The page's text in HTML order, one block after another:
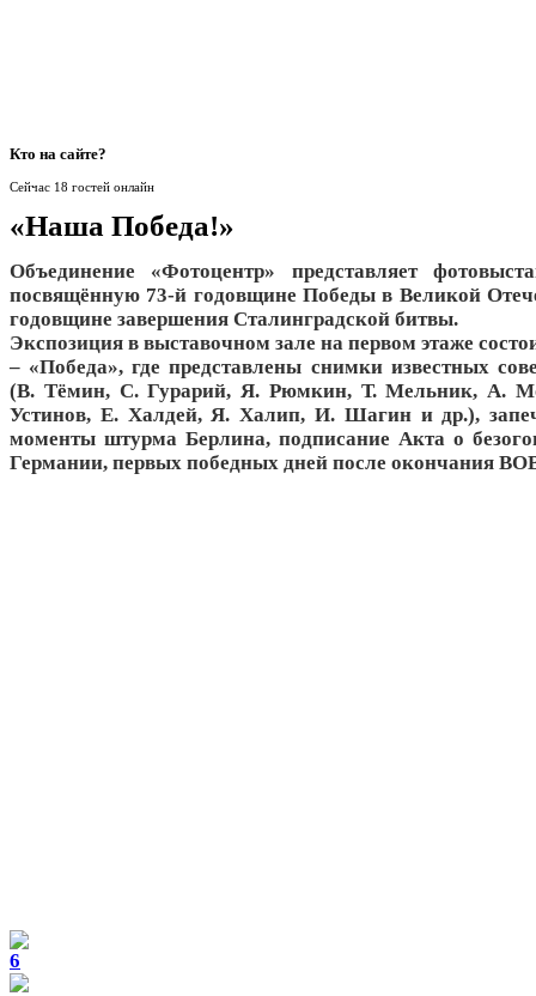
Кто на сайте?
Сейчас 18 гостей онлайн
«Наша Победа!»
Объединение «Фотоцентр» представляет
посвящённую 73-й годовщине Победы в Великой
годовщине завершения Сталинградской битвы.
Экспозиция в выставочном зале на первом этаже
– «Победа», где представлены снимки известных
(В. Тёмин, С. Гурарий, Я. Рюмкин, Т. Мельник, А.
Устинов, Е. Халдей, Я. Халип, И. Шагин и др.),
моменты штурма Берлина, подписание Акта о
Германии, первых победных дней после окончания